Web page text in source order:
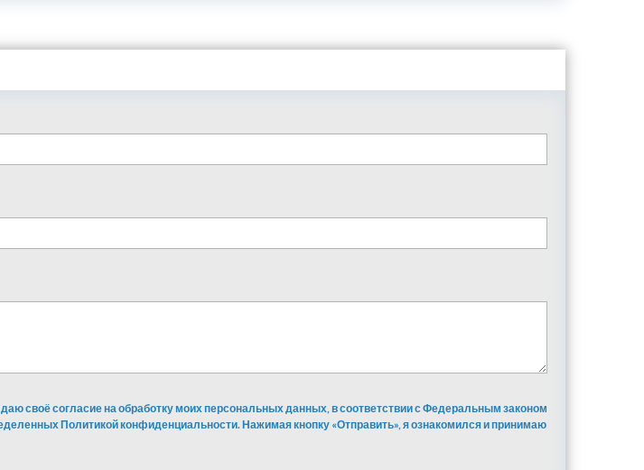
своё согласие на обработку моих персональных данных, в соответствии с Федеральным законом
Политикой конфиденциальности. Нажимая кнопку «Отправить», я ознакомился и принимаю